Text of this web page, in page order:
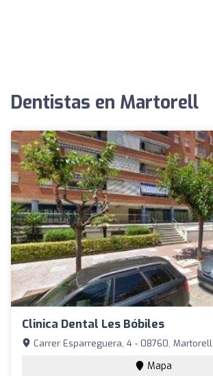
Dentistas en Martorell
Clinica Dental Les Bóbiles
Carrer Esparreguera, 4 - 08760, Martorell
Mapa